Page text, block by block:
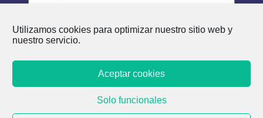
Utilizamos cookies para optimizar nuestro sitio web y
nuestro servicio.
Aceptar cookies
Solo funcionales